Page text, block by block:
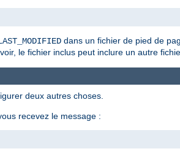
dans un fichier de pied de
le fichier inclus peut inclure un autre
deux autres choses.
recevez le message :